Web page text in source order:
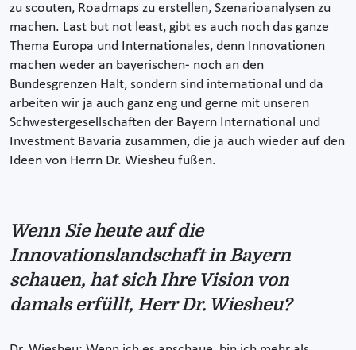
zu scouten, Roadmaps zu erstellen, Szenarioanalysen zu
machen. Last but not least, gibt es auch noch das ganze
Thema Europa und Internationales, denn Innovationen
machen weder an bayerischen- noch an den
Bundesgrenzen Halt, sondern sind international und da
arbeiten wir ja auch ganz eng und gerne mit unseren
Schwestergesellschaften der Bayern International und
Investment Bavaria zusammen, die ja auch wieder auf den
Ideen von Herrn Dr. Wiesheu fußen.
Wenn Sie heute auf die
Innovationslandschaft in Bayern
schauen, hat sich Ihre Vision von
damals erfüllt, Herr Dr. Wiesheu?